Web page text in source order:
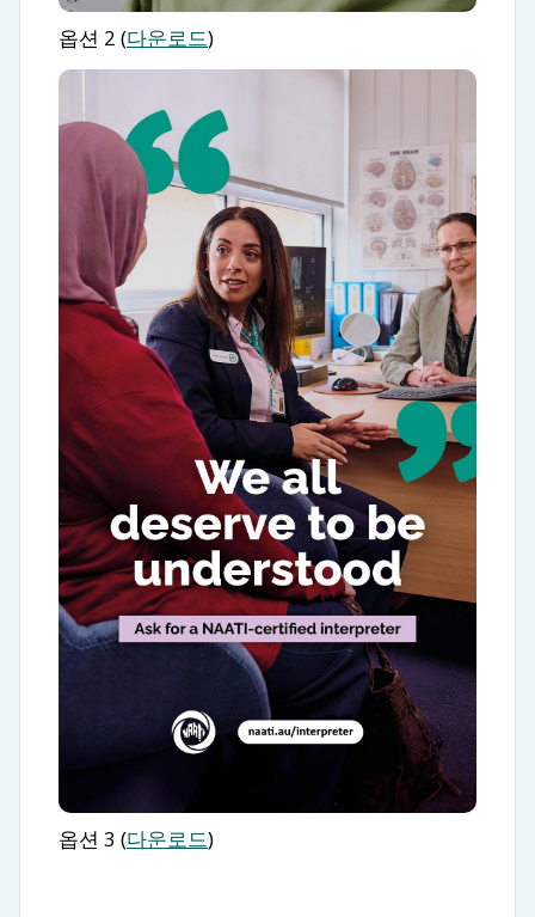
옵션 2 (다운로드)
옵션 3 (다운로드)